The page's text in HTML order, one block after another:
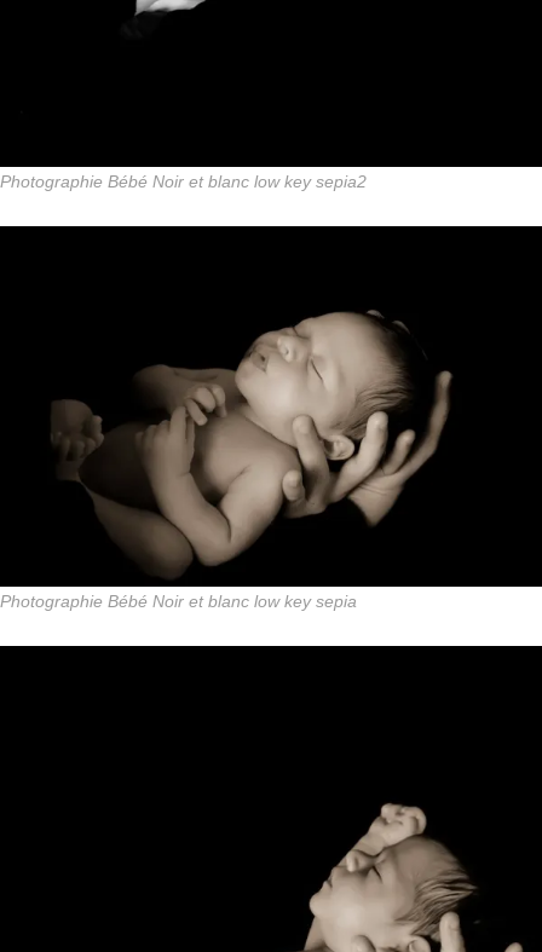
Photographie Bébé Noir et blanc low key sepia2
Photographie Bébé Noir et blanc low key sepia